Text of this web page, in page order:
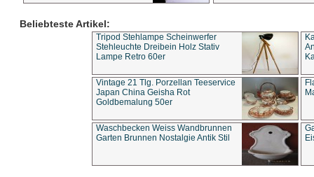
Beliebteste Artikel:
Tripod Stehlampe Scheinwerfer
Stehleuchte Dreibein Holz Stativ
Lampe Retro 60er
Vintage 21 Tlg. Porzellan Teeservice
Japan China Geisha Rot
Goldbemalung 50er
Waschbecken Weiss Wandbrunnen
Garten Brunnen Nostalgie Antik Stil